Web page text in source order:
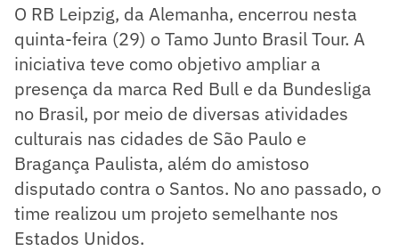
O RB Leipzig, da Alemanha, encerrou nesta
quinta-feira (29) o Tamo Junto Brasil Tour. A
iniciativa teve como objetivo ampliar a
presença da marca Red Bull e da Bundesliga
no Brasil, por meio de diversas atividades
culturais nas cidades de São Paulo e
Bragança Paulista, além do amistoso
disputado contra o Santos. No ano passado, o
time realizou um projeto semelhante nos
Estados Unidos.